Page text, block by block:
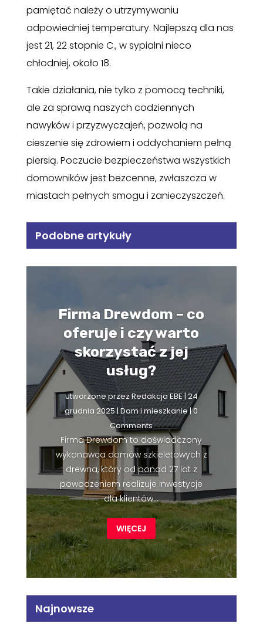
pamiętać należy o utrzymywaniu
odpowiedniej temperatury. Najlepszą dla nas
jest 21, 22 stopnie C., w sypialni nieco
chłodniej, około 18.
Takie działania, nie tylko z pomocą techniki,
ale za sprawą naszych codziennych
nawyków i przyzwyczajeń, pozwolą na
cieszenie się zdrowiem i oddychaniem pełną
piersią. Poczucie bezpieczeństwa wszystkich
domowników jest bezcenne, zwłaszcza w
miastach pełnych smogu i zanieczyszczeń.
Podobne artykuły
Firma Drewdom – co
oferuje i czy warto
skorzystać z jej
usług?
utworzone przezRedakcja EBE|24
grudnia 2025|Dom i mieszkanie| 0
Comments
Firma Drewdom to doświadczony
wykonawca domów szkieletowych z
drewna, który od ponad 27 lat z
powodzeniem realizuje inwestycje
dla klientów...
WIĘCEJ
Najnowsze